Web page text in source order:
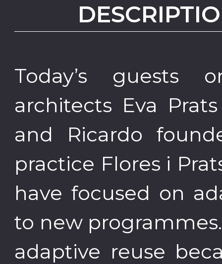
Today’s guests
architects Eva
and Ricardo
practice Flores i
have focused on
to new
adaptive reuse